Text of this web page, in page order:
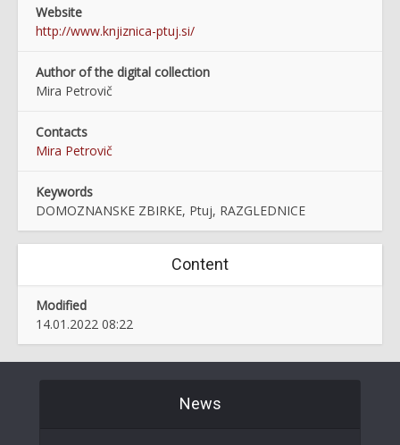
Website
http://www.knjiznica-ptuj.si/
Author of the digital collection
Mira Petrovič
Contacts
Mira Petrovič
Keywords
DOMOZNANSKE ZBIRKE, Ptuj, RAZGLEDNICE
Content
Modified
14.01.2022 08:22
News